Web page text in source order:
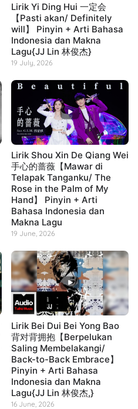
Lirik Yi Ding Hui 一定会
【Pasti akan/ Definitely
will】 Pinyin + Arti Bahasa
Indonesia dan Makna
Lagu{JJ Lin 林俊杰}
19 July, 2026
Lirik Shou Xin De Qiang Wei
手心的蔷薇【Mawar di
Telapak Tanganku/ The
Rose in the Palm of My
Hand】 Pinyin + Arti
Bahasa Indonesia dan
Makna Lagu
19 June, 2026
Lirik Bei Dui Bei Yong Bao
背对背拥抱【Berpelukan
Saling Membelakangi/
Back-to-Back Embrace】
Pinyin + Arti Bahasa
Indonesia dan Makna
Lagu{JJ Lin 林俊杰,}
16 June, 2026